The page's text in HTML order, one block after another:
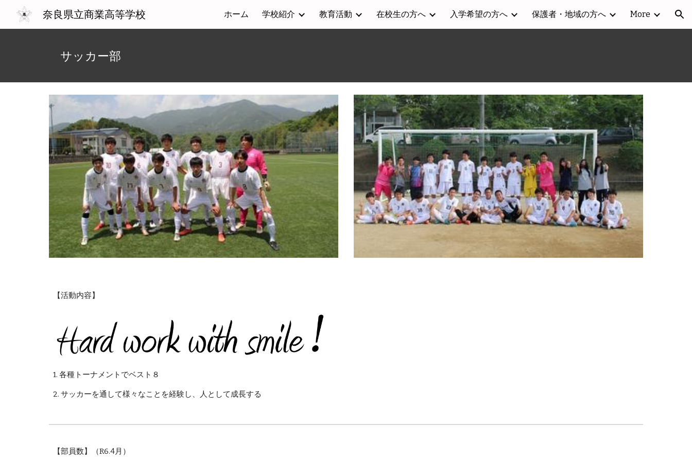
Skip to main content Skip to navigation
奈良県立商業高等学校 ホーム 学校紹介 教育活動 在校生の方へ 入学希望の方へ 保護者・地域の方へ More
サッカー部
【活動内容】
1. 各種トーナメントでベスト８
2. サッカーを通して様々なことを経験し、人として成長する
【部員数】（R6.4月）